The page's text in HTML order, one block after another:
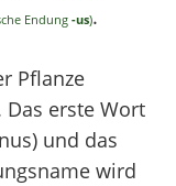
Endung -us).
Pflanze
erste Wort
und das
wird